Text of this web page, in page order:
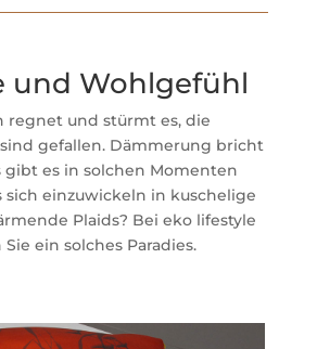
und Wohlgefühl
regnet und stürmt es, die
gefallen. Dämmerung bricht
gibt es in solchen Momenten
sich einzuwickeln in kuschelige
Plaids? Bei eko lifestyle
ein solches Paradies.